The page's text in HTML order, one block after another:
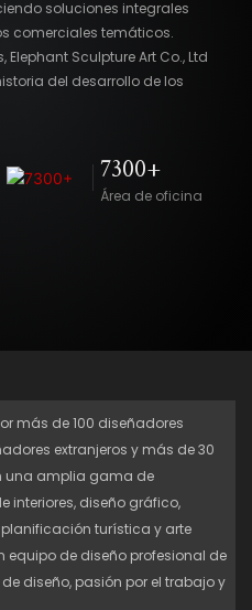
soluciones integrales
comerciales temáticos.
Sculpture Art Co., Ltd
del desarrollo de los
7300+
Área de oficina
más de 100 diseñadores
extranjeros y más de 30
una amplia gama de
interiores, diseño gráfico,
turística y arte
equipo de diseño profesional de
diseño, pasión por el trabajo y